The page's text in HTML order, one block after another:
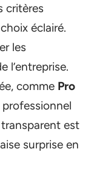
critères
éclairé.
les
l’entreprise.
comme Pro
est
surprise en